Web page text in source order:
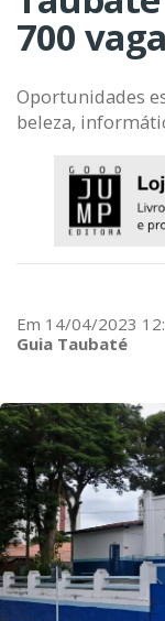
700
Oportunidades
beleza,
Em 14/04/2023
Guia Taubaté